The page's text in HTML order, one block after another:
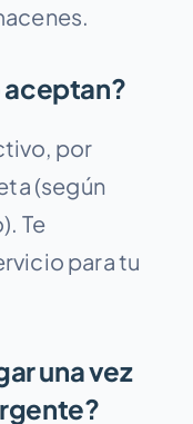
aceptan?
por
(según
Te
para tu
una vez